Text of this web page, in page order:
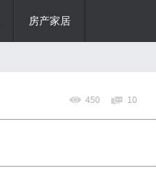
房产家居
450 10